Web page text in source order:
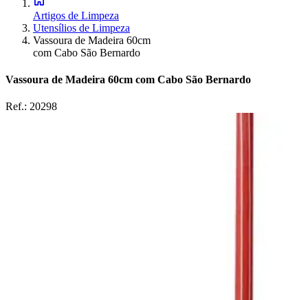
Artigos de Limpeza
Utensílios de Limpeza
Vassoura de Madeira 60cm
com Cabo São Bernardo
Vassoura de Madeira 60cm com Cabo São Bernardo
Ref.: 20298